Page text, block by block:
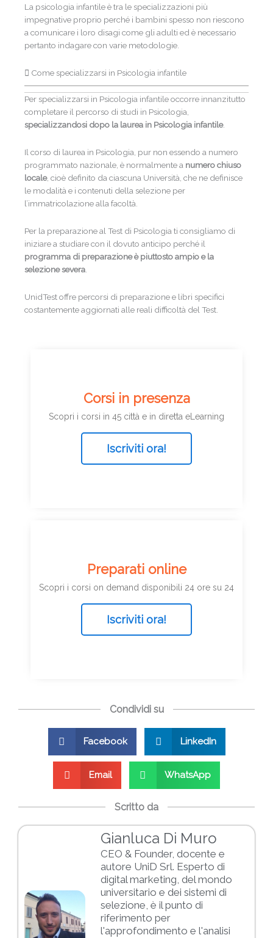
La psicologia infantile è tra le specializzazioni più
impegnative proprio perché i bambini spesso non riescono
a comunicare i loro disagi come gli adulti ed è necessario
pertanto indagare con varie metodologie.
Come specializzarsi in Psicologia infantile
Per specializzarsi in Psicologia infantile occorre innanzitutto
completare il percorso di studi in Psicologia,
specializzandosi dopo la laurea in Psicologia infantile.
Il corso di laurea in Psicologia, pur non essendo a numero
programmato nazionale, è normalmente a numero chiuso
locale, cioè definito da ciascuna Università, che ne definisce
le modalità e i contenuti della selezione per
l’immatricolazione alla facoltà.
Per la preparazione al Test di Psicologia ti consigliamo di
iniziare a studiare con il dovuto anticipo perché il
programma di preparazione è piuttosto ampio e la
selezione severa
UnidTest offre percorsi di preparazione e libri specifici
costantemente aggiornati alle reali difficoltà del Test.
Corsi in presenza
Scopri i corsi in 45 città e in diretta eLearning
Iscriviti ora!
Preparati online
Scopri i corsi on demand disponibili 24 ore su 24
Iscriviti ora!
Condividi su
Facebook LinkedIn
Email WhatsApp
Scritto da
Gianluca Di Muro
CEO & Founder, docente e
autore UniD Srl. Esperto di
digital marketing, del mondo
universitario e dei sistemi di
selezione, è il punto di
riferimento per
l'approfondimento e l'analisi